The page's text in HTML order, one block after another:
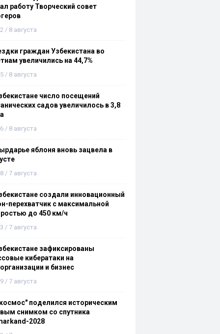
работу Творческий совет
/ 8 августа
граждан Узбекистана во
увеличились на 44,7%
/ 8 августа
число посещений
садов увеличилось в 3,8
/ 8 августа
яблоня вновь зацвела в
/ 7 августа
создали инновационный
перехватчик с максимальной
до 450 км/ч
/ 7 августа
зафиксированы
кибератаки на
и бизнес
/ 7 августа
поделился историческим
снимком со спутника
2028